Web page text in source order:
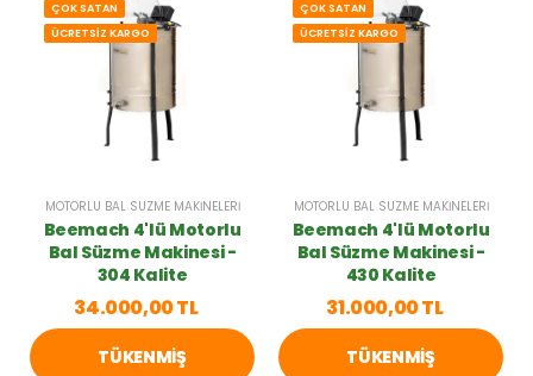
ÇOK SATAN
ÜCRETSİZ KARGO
MOTORLU BAL SÜZME MAKINELERI
Beemach 4'lü Motorlu
Bal Süzme Makinesi -
304 Kalite
34.000,00 TL
TÜKENMIŞ
ÇOK SATAN
ÜCRETSİZ KARGO
MOTORLU BAL SÜZME MAKINELERI
Beemach 4'lü Motorlu
Bal Süzme Makinesi -
430 Kalite
31.000,00 TL
TÜKENMIŞ